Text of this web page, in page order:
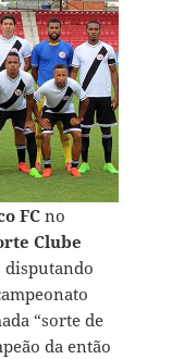
FCno
Clube
disputando
“sorte de
da então